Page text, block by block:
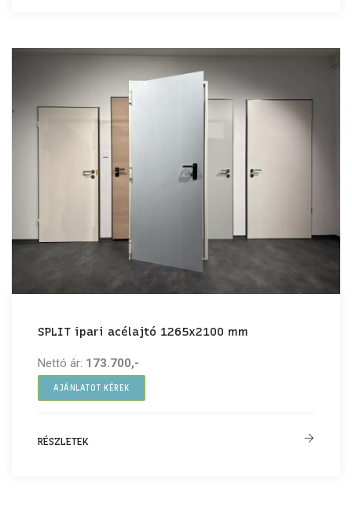
SPLIT ipari acélajtó 1265x2100 mm
Nettó ár: 173.700,-
AJÁNLATOT KÉREK
RÉSZLETEK